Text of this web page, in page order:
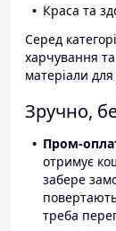
Краса та
Серед
харчування
матеріали
Зручно,
Пром-
отримує
забере
треба